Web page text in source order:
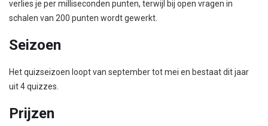
verlies je per milliseconden punten, terwijl bij open vragen in
schalen van 200 punten wordt gewerkt.
Seizoen
Het quizseizoen loopt van september tot mei en bestaat dit jaar
uit 4 quizzes.
Prijzen